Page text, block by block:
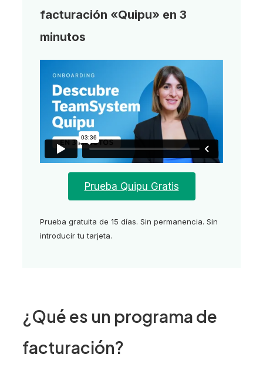
facturación «Quipu» en 3
minutos
Prueba Quipu Gratis
Prueba gratuita de 15 días. Sin permanencia. Sin
introducir tu tarjeta.
¿Qué es un programa de
facturación?